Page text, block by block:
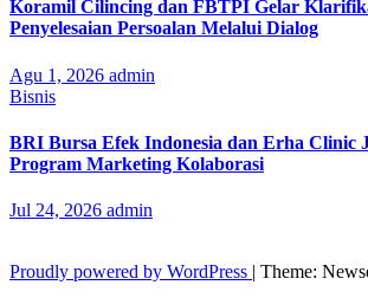
Koramil Cilincing dan FBTPI Gelar
Penyelesaian Persoalan Melalui Dialog
Agu 1, 2026 admin
Bisnis
BRI Bursa Efek Indonesia dan Erha Clinic
Program Marketing Kolaborasi
Jul 24, 2026 admin
Proudly powered by WordPress | Theme: